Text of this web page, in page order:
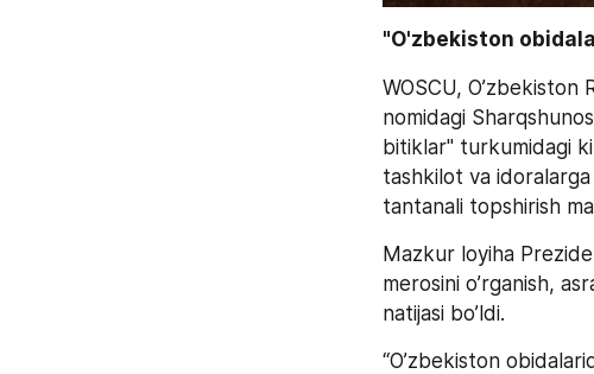
"O'zbekiston
WOSCU,
nomidagi
bitiklar" turkumidagi
tashkilot va
tantanali topshirish
Mazkur loyiha
merosini o’rganish,
natijasi bo’ldi.
“O’zbekiston